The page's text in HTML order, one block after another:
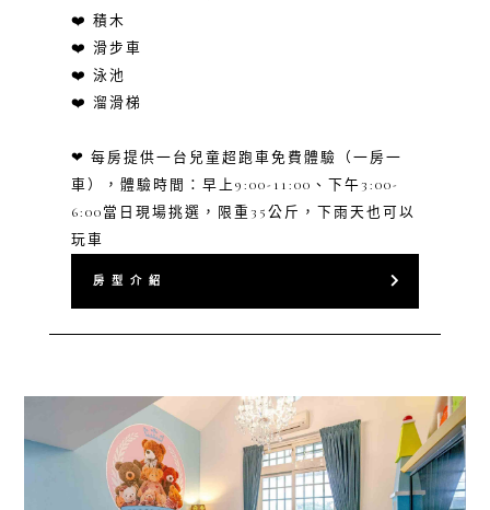
❤️ 積木
❤️ 滑步車
❤️ 泳池
❤️ 溜滑梯
❤ 每房提供一台兒童超跑車免費體驗（一房一
車），體驗時間：早上9:00-11:00、下午3:00-
6:00當日現場挑選，限重35公斤，下雨天也可以
玩車
房 型 介 紹